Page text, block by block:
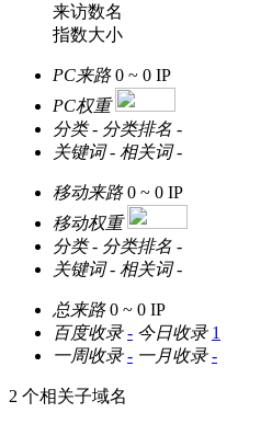
来访数名
指数大小
PC来路 0 ~ 0 IP
PC权重
分类 - 分类排名 -
关键词 - 相关词 -
移动来路 0 ~ 0 IP
移动权重
分类 - 分类排名 -
关键词 - 相关词 -
总来路 0 ~ 0 IP
百度收录 - 今日收录 1
一周收录 - 一月收录 -
2 个相关子域名